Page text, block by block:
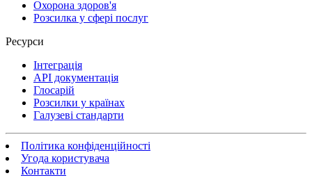
Охорона здоров'я
Розсилка у сфері послуг
Ресурси
Інтеграція
API документація
Глосарій
Розсилки у країнах
Галузеві стандарти
Політика конфіденційності
Угода користувача
Контакти